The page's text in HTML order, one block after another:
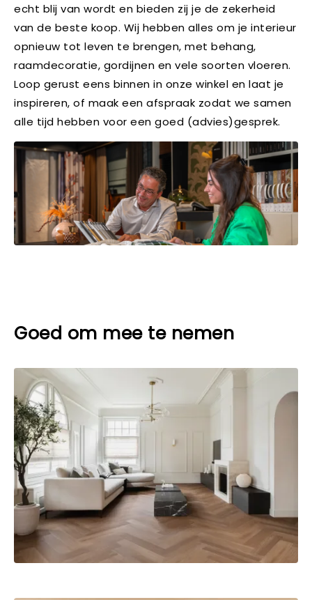
echt blij van wordt en bieden zij je de zekerheid
van de beste koop. Wij hebben alles om je interieur
opnieuw tot leven te brengen, met behang,
raamdecoratie, gordijnen en vele soorten vloeren.
Loop gerust eens binnen in onze winkel en laat je
inspireren, of maak een afspraak zodat we samen
alle tijd hebben voor een goed (advies)gesprek.
Goed om mee te nemen